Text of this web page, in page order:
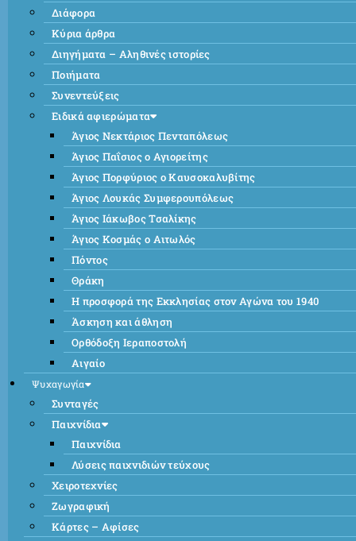
Διάφορα
Κύρια άρθρα
Διηγήματα – Αληθινές ιστορίες
Ποιήματα
Συνεντεύξεις
Ειδικά αφιερώματα
Άγιος Νεκτάριος Πενταπόλεως
Άγιος Παΐσιος ο Αγιορείτης
Άγιος Πορφύριος ο Καυσοκαλυβίτης
Άγιος Λουκάς Συμφερουπόλεως
Άγιος Ιάκωβος Τσαλίκης
Άγιος Κοσμάς ο Αιτωλός
Πόντος
Θράκη
Η προσφορά της Εκκλησίας στον Αγώνα του 1940
Άσκηση και άθληση
Ορθόδοξη Ιεραποστολή
Αιγαίο
Ψυχαγωγία
Συνταγές
Παιχνίδια
Παιχνίδια
Λύσεις παιχνιδιών τεύχους
Χειροτεχνίες
Ζωγραφική
Κάρτες – Αφίσες